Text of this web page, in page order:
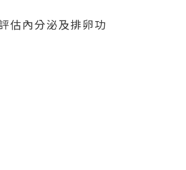
估內分泌及排卵功